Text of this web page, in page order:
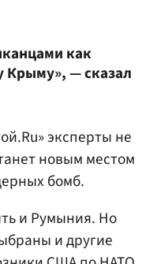
как
Крыму», — сказал
эксперты не
новым местом
бомб.
и Румыния. Но
и другие